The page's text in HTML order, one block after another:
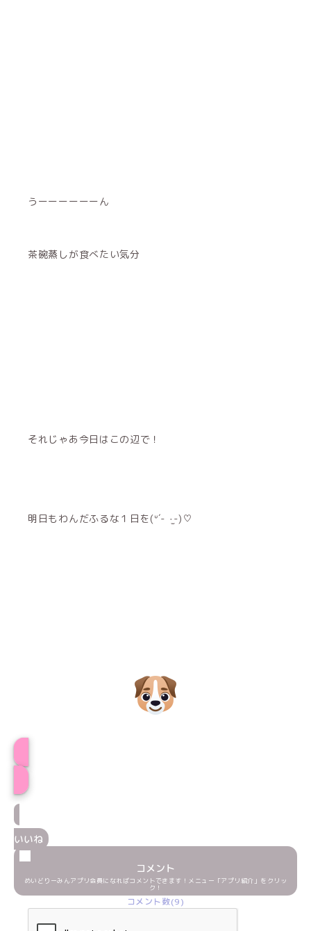
うーーーーーーん
茶碗蒸しが食べたい気分
それじゃあ今日はこの辺で！
明日もわんだふるな１日を(ᐡ´- ·̫-)♡
いいね
コメント
めいどりーみんアプリ会員になればコメントできます！メニュー「アプリ紹介」をクリッ
ク！
コメント数(9)